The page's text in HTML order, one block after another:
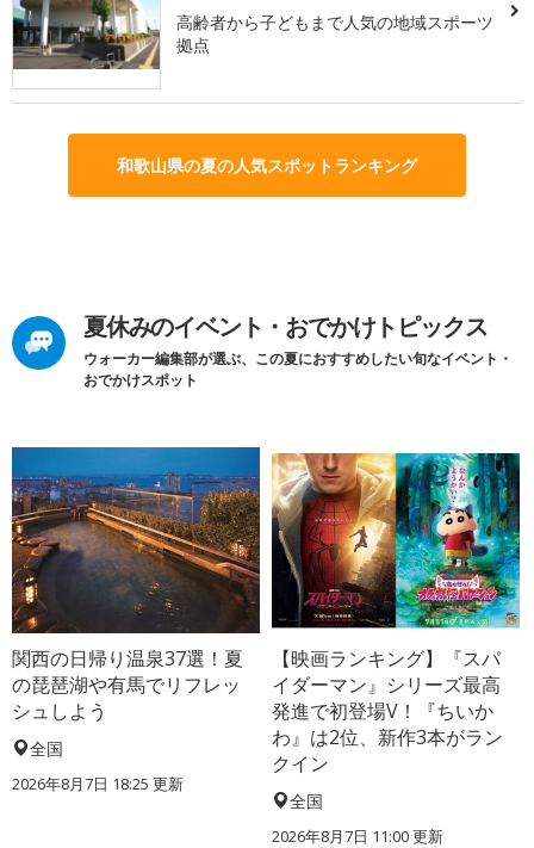
高齢者から子どもまで人気の地域スポーツ
拠点
和歌山県の夏の人気スポットランキング
夏休みのイベント・おでかけトピックス
ウォーカー編集部が選ぶ、この夏におすすめしたい旬なイベント・
おでかけスポット
関西の日帰り温泉37選！夏
の琵琶湖や有馬でリフレッ
シュしよう
全国
2026年8月7日 18:25 更新
【映画ランキング】『スパ
イダーマン』シリーズ最高
発進で初登場V！『ちいか
わ』は2位、新作3本がラン
クイン
全国
2026年8月7日 11:00更新